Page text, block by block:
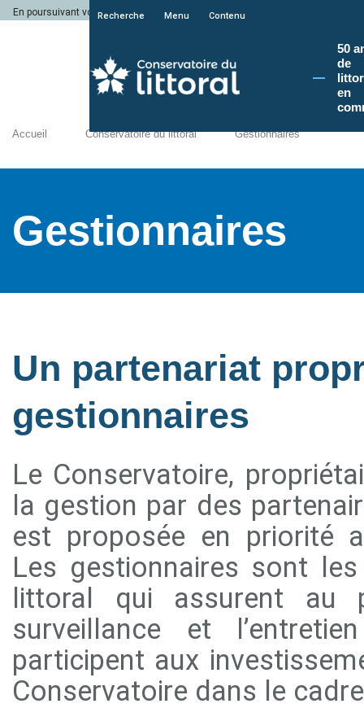
En poursuivant votre navigation sur le site du Conservatoire du littoral, vous
Recherche Menu Contenu
50
de
en
Accueil Conservatoire du littoral Gestionnaires
Gestionnaires
Un partenariat
gestionnaires
Le Conservatoire,
la gestion par des
est proposée en priorité
Les gestionnaires sont
littoral qui assurent au
surveillance et
participent aux
Conservatoire dans le